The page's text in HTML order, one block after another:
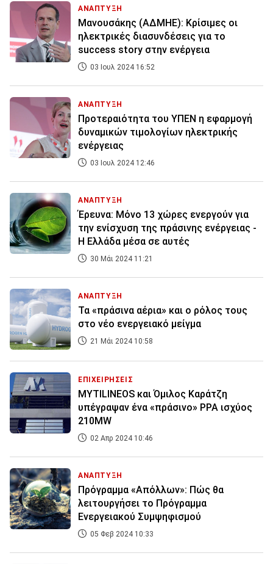
ΑΝΑΠΤΥΞΗ
Μανουσάκης (ΑΔΜΗΕ): Κρίσιμες οι
ηλεκτρικές διασυνδέσεις για το
success story στην ενέργεια
03 Ιουλ 2024 16:52
ΑΝΑΠΤΥΞΗ
Προτεραιότητα του ΥΠΕΝ η εφαρμογή
δυναμικών τιμολογίων ηλεκτρικής
ενέργειας
03 Ιουλ 2024 12:46
ΑΝΑΠΤΥΞΗ
Έρευνα: Μόνο 13 χώρες ενεργούν για
την ενίσχυση της πράσινης ενέργειας -
Η Ελλάδα μέσα σε αυτές
30 Μάι 2024 11:21
ΑΝΑΠΤΥΞΗ
Τα «πράσινα αέρια» και ο ρόλος τους
στο νέο ενεργειακό μείγμα
21 Μάι 2024 10:58
ΕΠΙΧΕΙΡΗΣΕΙΣ
MYTILINEOS και Όμιλος Καράτζη
υπέγραψαν ένα «πράσινο» PPA ισχύος
210MW
02 Απρ 2024 10:46
ΑΝΑΠΤΥΞΗ
Πρόγραμμα «Απόλλων»: Πώς θα
λειτουργήσει το Πρόγραμμα
Ενεργειακού Συμψηφισμού
05 Φεβ 2024 10:33